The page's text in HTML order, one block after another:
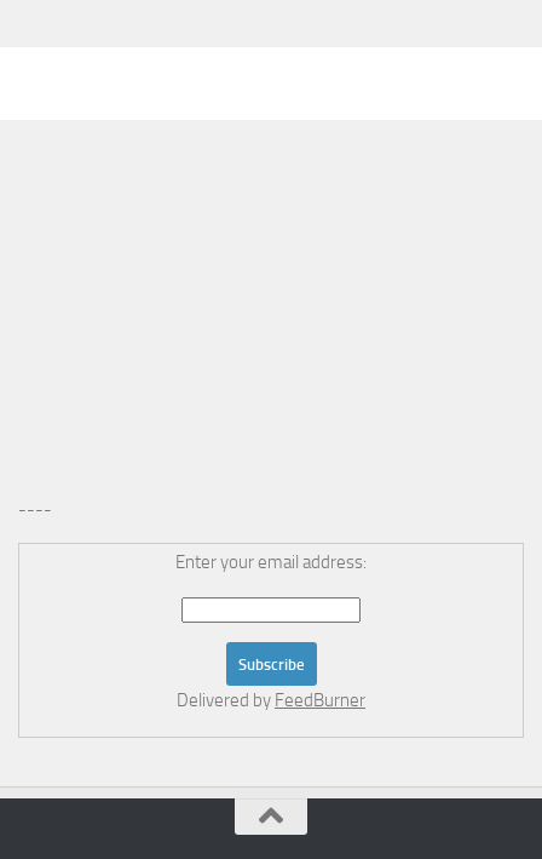
----
Enter your email address:
Delivered by FeedBurner